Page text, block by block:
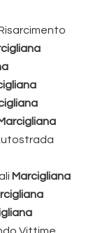
Marcigliana